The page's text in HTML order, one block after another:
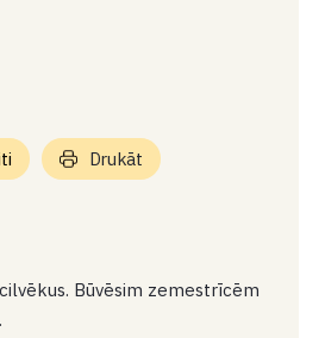
Drukāt
Būvēsim zemestrīcēm